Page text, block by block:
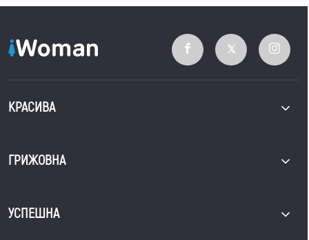
КРАСИВА
ГРИЖОВНА
УСПЕШНА